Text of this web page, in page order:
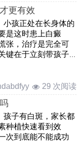
更有效
小孩正处在长身体的
是这时患上白癜
张，治疗是完全可
键在于立刻带孩子
29 次阅读
孩子有白斑，家长都
种植快速看到效
次到底能不能成功